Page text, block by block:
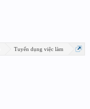
Tuyển dụng việc làm